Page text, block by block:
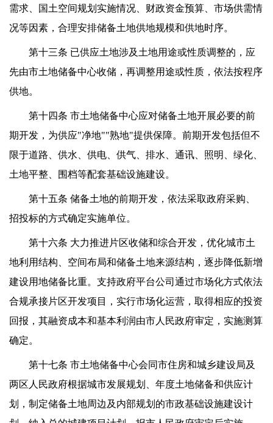
需求、国土空间规划实施情况、财政资金预算、市场供需情
况等因素，合理安排储备土地供地规模和供地时序。
第十三条 已供应土地涉及土地用途或性质调整的，应
先由市土地储备中心收储，再调整用途或性质，依法按程序
供地。
第十四条 市土地储备中心应对储备土地开展必要的前
期开发，为供应"净地""熟地"提供保障。前期开发包括但不
限于道路、供水、供电、供气、排水、通讯、照明、绿化、
土地平整、围档等配套基础设施建设。
第十五条 储备土地的前期开发，依法采取政府采购、
招投标的方式确定实施单位。
第十六条 大力推进片区收储和综合开发，优化城市土
地利用结构、空间布局和储备土地来源结构，逐步降低新增
建设用地储备比重。支持政府平台公司通过市场化方式依法
合规承接片区开发项目，实行市场化运营，取得相应的投资
回报，其融资成本和基本利润由市人民政府审定，实施测算
确定。
第十七条 市土地储备中心会同市住房和城乡建设局及
两区人民政府根据城市发展规划、年度土地储备和供应计
划，制定储备土地周边及内部规划的市政基础设施建设计